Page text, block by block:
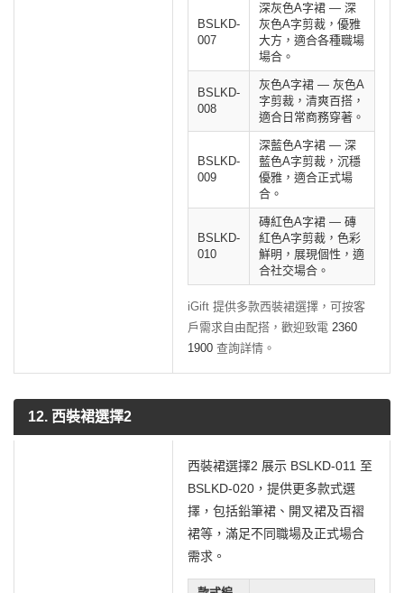
BSLKD-
007
深灰色A字裙 — 深
灰色A字剪裁，優雅
大方，適合各種職場
場合。
BSLKD-
008
灰色A字裙 — 灰色A
字剪裁，清爽百搭，
適合日常商務穿著。
BSLKD-
009
深藍色A字裙 — 深
藍色A字剪裁，沉穩
優雅，適合正式場
合。
BSLKD-
010
磚紅色A字裙 — 磚
紅色A字剪裁，色彩
鮮明，展現個性，適
合社交場合。
iGift 提供多款西裝裙選擇，可按客
戶需求自由配搭，歡迎致電 2360
1900 查詢詳情。
12. 西裝裙選擇2
西裝裙選擇2 展示 BSLKD-011 至
BSLKD-020，提供更多款式選
擇，包括鉛筆裙、開叉裙及百褶
裙等，滿足不同職場及正式場合
需求。